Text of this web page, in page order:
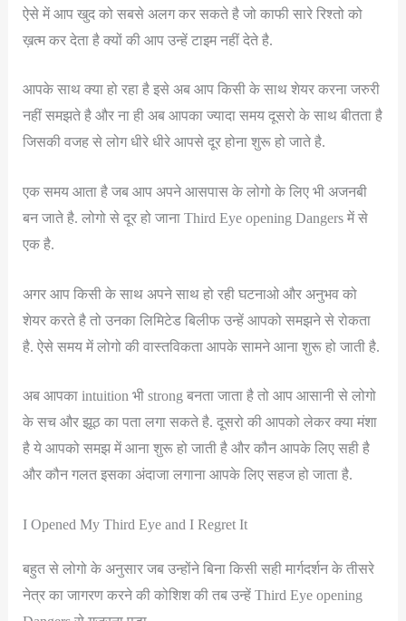
ऐसे में आप खुद को सबसे अलग कर सकते है जो काफी सारे रिश्तो को
ख़त्म कर देता है क्यों की आप उन्हें टाइम नहीं देते है.
आपके साथ क्या हो रहा है इसे अब आप किसी के साथ शेयर करना जरुरी
नहीं समझते है और ना ही अब आपका ज्यादा समय दूसरो के साथ बीतता है
जिसकी वजह से लोग धीरे धीरे आपसे दूर होना शुरू हो जाते है.
एक समय आता है जब आप अपने आसपास के लोगो के लिए भी अजनबी
बन जाते है. लोगो से दूर हो जाना Third Eye opening Dangers में से
एक है.
अगर आप किसी के साथ अपने साथ हो रही घटनाओ और अनुभव को
शेयर करते है तो उनका लिमिटेड बिलीफ उन्हें आपको समझने से रोकता
है. ऐसे समय में लोगो की वास्तविकता आपके सामने आना शुरू हो जाती है.
अब आपका intuition भी strong बनता जाता है तो आप आसानी से लोगो
के सच और झूठ का पता लगा सकते है. दूसरो की आपको लेकर क्या मंशा
है ये आपको समझ में आना शुरू हो जाती है और कौन आपके लिए सही है
और कौन गलत इसका अंदाजा लगाना आपके लिए सहज हो जाता है.
I Opened My Third Eye and I Regret It
बहुत से लोगो के अनुसार जब उन्होंने बिना किसी सही मार्गदर्शन के तीसरे
नेत्र का जागरण करने की कोशिश की तब उन्हें Third Eye opening